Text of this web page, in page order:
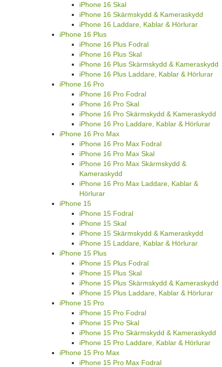
iPhone 16 Skal
iPhone 16 Skärmskydd & Kameraskydd
iPhone 16 Laddare, Kablar & Hörlurar
iPhone 16 Plus
iPhone 16 Plus Fodral
iPhone 16 Plus Skal
iPhone 16 Plus Skärmskydd & Kameraskydd
iPhone 16 Plus Laddare, Kablar & Hörlurar
iPhone 16 Pro
iPhone 16 Pro Fodral
iPhone 16 Pro Skal
iPhone 16 Pro Skärmskydd & Kameraskydd
iPhone 16 Pro Laddare, Kablar & Hörlurar
iPhone 16 Pro Max
iPhone 16 Pro Max Fodral
iPhone 16 Pro Max Skal
iPhone 16 Pro Max Skärmskydd &
Kameraskydd
iPhone 16 Pro Max Laddare, Kablar &
Hörlurar
iPhone 15
iPhone 15 Fodral
iPhone 15 Skal
iPhone 15 Skärmskydd & Kameraskydd
iPhone 15 Laddare, Kablar & Hörlurar
iPhone 15 Plus
iPhone 15 Plus Fodral
iPhone 15 Plus Skal
iPhone 15 Plus Skärmskydd & Kameraskydd
iPhone 15 Plus Laddare, Kablar & Hörlurar
iPhone 15 Pro
iPhone 15 Pro Fodral
iPhone 15 Pro Skal
iPhone 15 Pro Skärmskydd & Kameraskydd
iPhone 15 Pro Laddare, Kablar & Hörlurar
iPhone 15 Pro Max
iPhone 15 Pro Max Fodral